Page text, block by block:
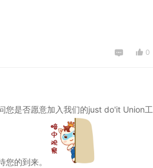
0
您是否愿意加入我们的just do'it Union工
的到来。